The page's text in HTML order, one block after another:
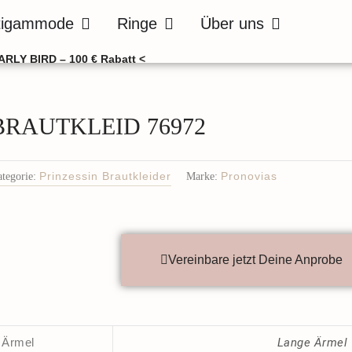
Öffne Bräutigammode
Ringe Öffne RingeÜber uns Öffne Über uns
BIRD – 100 € Rabatt <
76972
Prinzessin Brautkleider Marke: Pronovias
Vereinbare jetzt Deine Anprobe
Ärmel Lange Ärmel